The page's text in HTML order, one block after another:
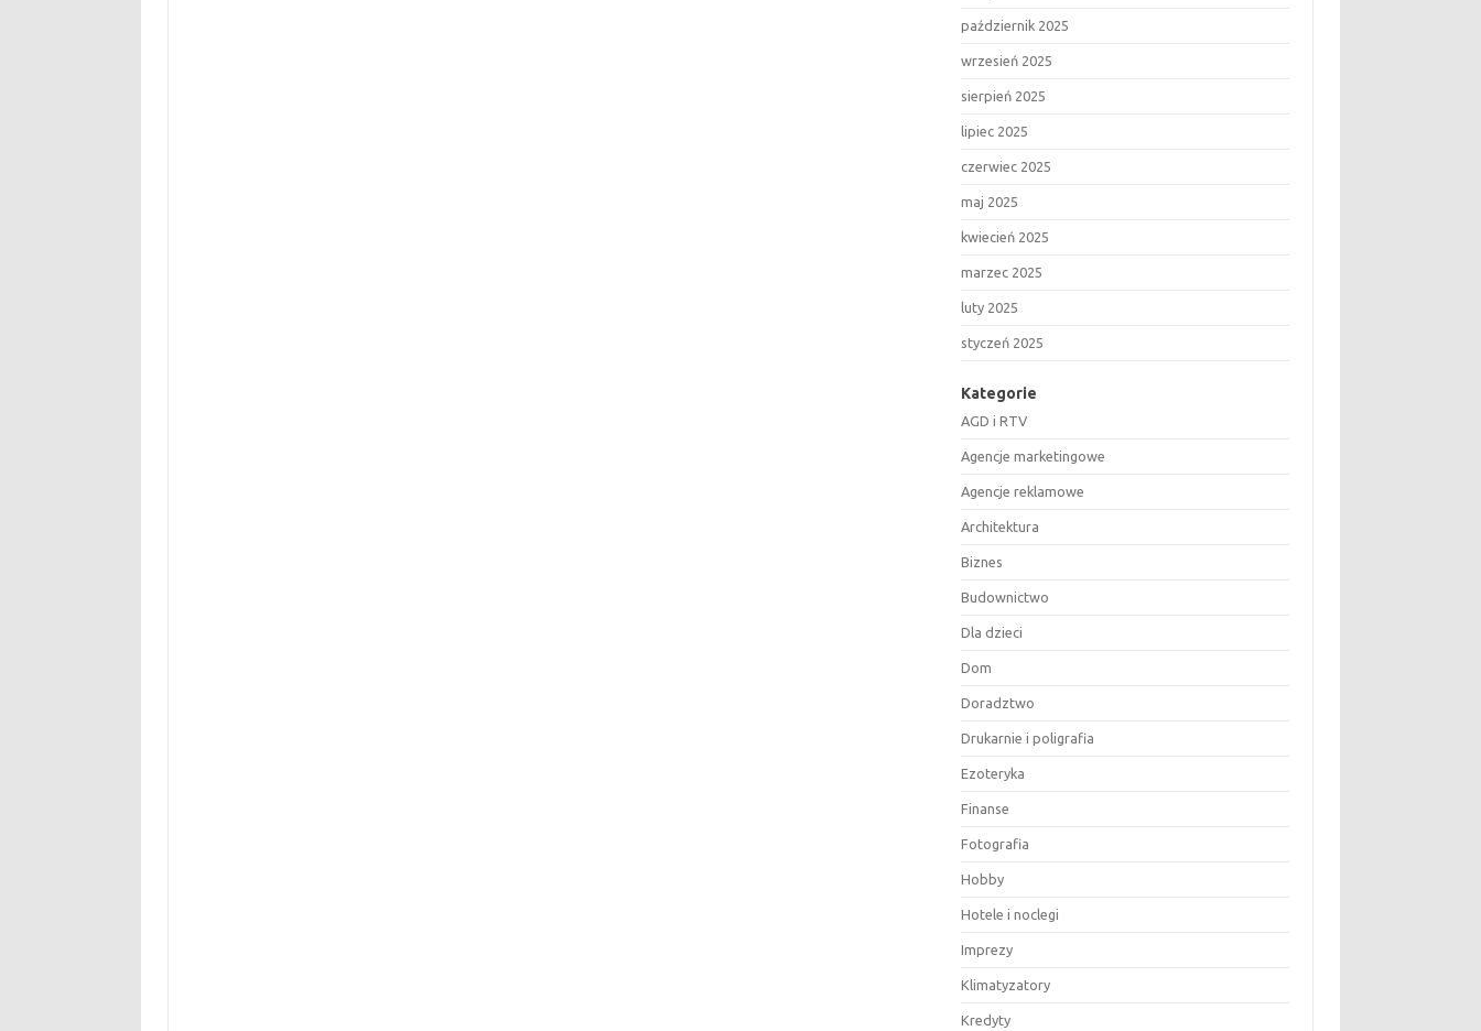
październik 2025
wrzesień 2025
sierpień 2025
lipiec 2025
czerwiec 2025
maj 2025
kwiecień 2025
marzec 2025
luty 2025
styczeń 2025
Kategorie
AGD i RTV
Agencje marketingowe
Agencje reklamowe
Architektura
Biznes
Budownictwo
Dla dzieci
Dom
Doradztwo
Drukarnie i poligrafia
Ezoteryka
Finanse
Fotografia
Hobby
Hotele i noclegi
Imprezy
Klimatyzatory
Kredyty